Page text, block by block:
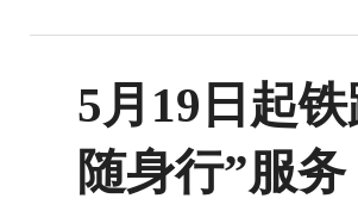
5月19日起
随身行”服务